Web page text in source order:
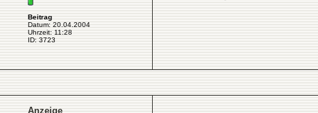
Beitrag
Datum: 20.04.2004
Uhrzeit: 11:28
ID: 3723
Anzeige